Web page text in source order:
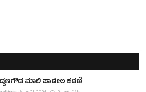
ಮಾಲಿ ಪಾಟೀಲ ಕಡಣಿ